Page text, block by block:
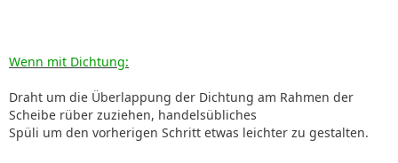
Wenn mit Dichtung:
Draht um die Überlappung der Dichtung am Rahmen der
Scheibe rüber zuziehen, handelsübliches
Spüli um den vorherigen Schritt etwas leichter zu gestalten.